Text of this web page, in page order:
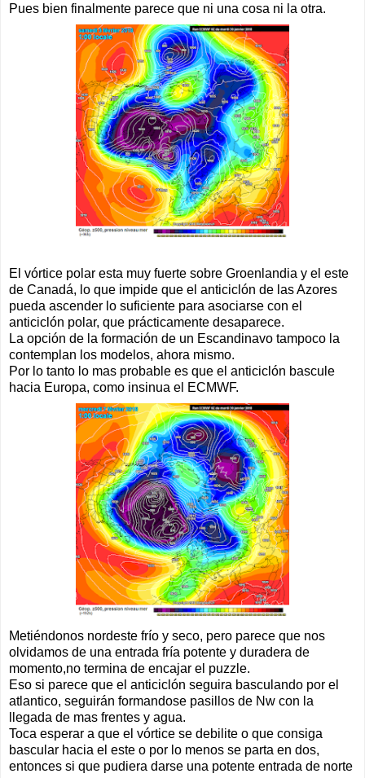
Pues bien finalmente parece que ni una cosa ni la otra.
El vórtice polar esta muy fuerte sobre Groenlandia y el este
de Canadá, lo que impide que el anticiclón de las Azores
pueda ascender lo suficiente para asociarse con el
anticiclón polar, que prácticamente desaparece.
La opción de la formación de un Escandinavo tampoco la
contemplan los modelos, ahora mismo.
Por lo tanto lo mas probable es que el anticiclón bascule
hacia Europa, como insinua el ECMWF.
Metiéndonos nordeste frío y seco, pero parece que nos
olvidamos de una entrada fría potente y duradera de
momento,no termina de encajar el puzzle.
Eso si parece que el anticiclón seguira basculando por el
atlantico, seguirán formandose pasillos de Nw con la
llegada de mas frentes y agua.
Toca esperar a que el vórtice se debilite o que consiga
bascular hacia el este o por lo menos se parta en dos,
entonces si que pudiera darse una potente entrada de norte